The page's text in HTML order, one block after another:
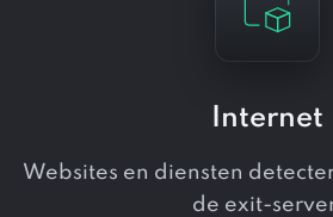
Internet
Websites en diensten
de exit-